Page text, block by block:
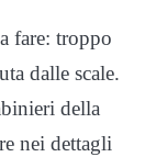
fare: troppo
dalle scale.
della
nei dettagli